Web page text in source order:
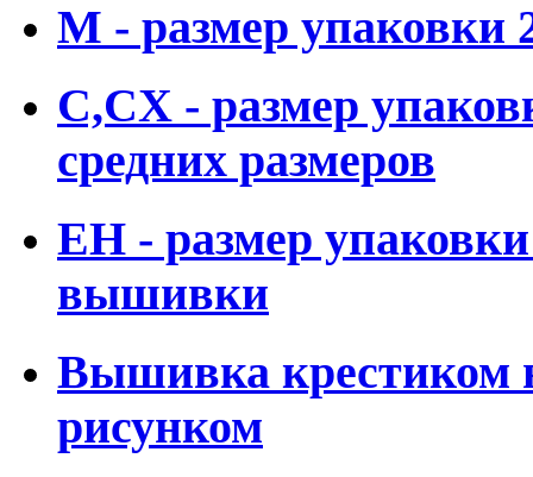
M - размер
С,CX - размер
средних размеров
ЕН - размер
вышивки
Вышивка крестиком
рисунком